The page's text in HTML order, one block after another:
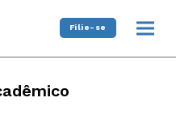
Filie-se